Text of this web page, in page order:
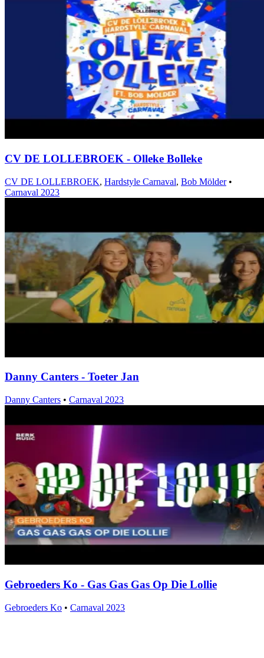
CV DE LOLLEBROEK - Olleke Bolleke
CV DE LOLLEBROEK, Hardstyle Carnaval, Bob Mölder •
Carnaval 2023
Danny Canters - Toeter Jan
Danny Canters • Carnaval 2023
Gebroeders Ko - Gas Gas Gas Op Die Lollie
Gebroeders Ko • Carnaval 2023